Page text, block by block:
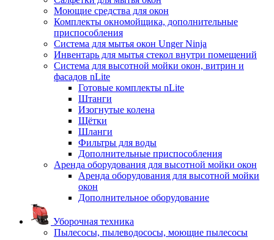
Моющие средства для окон
Комплекты окномойщика, дополнительные
приспособления
Система для мытья окон Unger Ninja
Инвентарь для мытья стекол внутри помещений
Система для высотной мойки окон, витрин и
фасадов nLite
Готовые комплекты nLite
Штанги
Изогнутые колена
Щётки
Шланги
Фильтры для воды
Дополнительные приспособления
Аренда оборудования для высотной мойки окон
Аренда оборудования для высотной мойки
окон
Дополнительное оборудование
Уборочная техника
Пылесосы, пылеводососы, моющие пылесосы